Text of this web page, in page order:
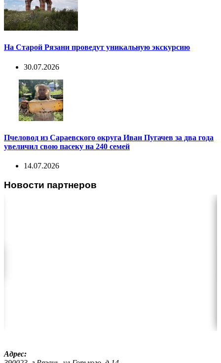
На Старой Рязани проведут уникальную экскурсию
30.07.2026
Пчеловод из Сараевского округа Иван Пугачев за два года
увеличил свою пасеку на 240 семей
14.07.2026
Новости партнеров
Адрес: